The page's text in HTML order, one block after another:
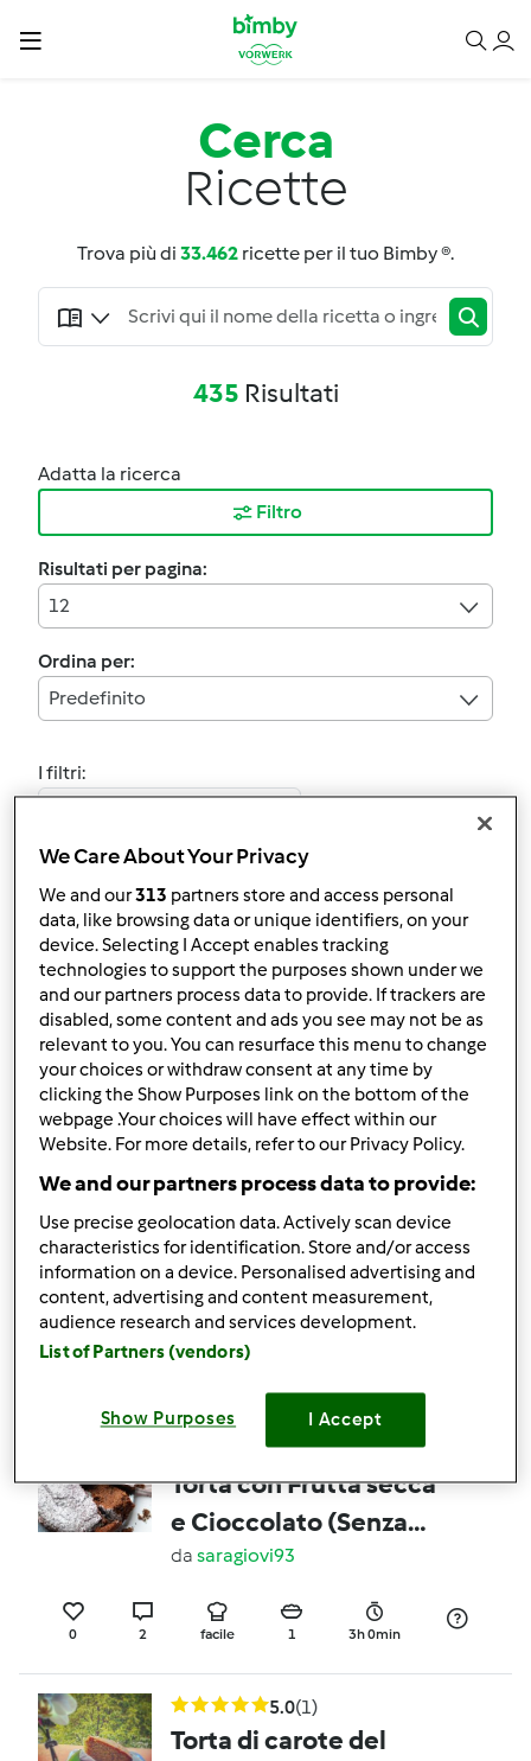
Cerca
Ricette
Trova più di 33.462 ricette per il tuo Bimby ®.
435 Risultati
Adatta la ricerca
Filtro
Risultati per pagina:
12
Ordina per:
Predefinito
I filtri:
Annulla
5.0(1)
SALSA CON ROBIOLA
(contest pesto e
condimenti )
daMariaPia66
2 2 facile 1 5min
5.0(1)
TORTA INVISIBILE ALLE
MELE
daEleonora Lombini
5.0(1)
Torta con Frutta secca
e Cioccolato (Senza
Uova e Senza Lattosio)
da saragiovi93
0 2 facile 1 3h 0min
5.0(1)
Torta di carote del
We Care About Your Privacy
We and our313 partners store and access personal
data, like browsing data or unique identifiers, on your
device. Selecting I Accept enables tracking
technologies to support the purposes shown under we
and our partners process data to provide. If trackers are
disabled, some content and ads you see may not be as
relevant to you. You can resurface this menu to change
your choices or withdraw consent at any time by
clicking the Show Purposes link on the bottom of the
webpage .Your choices will have effect within our
Website. For more details, refer to our Privacy Policy.
We and our partners process data to provide:
Use precise geolocation data. Actively scan device
characteristics for identification. Store and/or access
information on a device. Personalised advertising and
content, advertising and content measurement,
audience research and services development.
List of Partners (vendors)
Show Purposes I Accept